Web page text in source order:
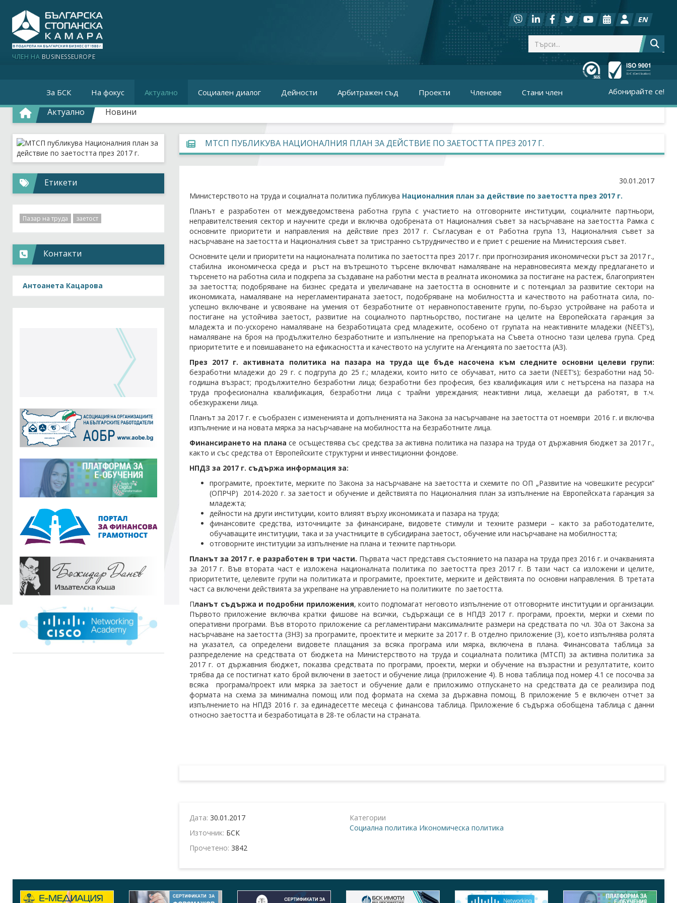
ЧЛЕН НА BUSINESSEUROPE
EN
За БСК На фокус Актуално Социален диалог Дейности Арбитражен съд Проекти Членове Стани член Абонирайте се!
Актуално Новини
МТСП ПУБЛИКУВА НАЦИОНАЛНИЯ ПЛАН ЗА ДЕЙСТВИЕ ПО ЗАЕТОСТТА ПРЕЗ 2017 Г.
30.01.2017
Министерството на труда и социалната политика публикува Националния план за действие по заетостта през 2017 г.
Планът е разработен от междуведомствена работна група с участието на отговорните институции, социалните партньори,
неправителствения сектор и научните среди и включва одобрената от Националния съвет за насърчаване на заетостта Рамка с
основните приоритети и направления на действие през 2017 г. Съгласуван е от Работна група 13, Националния съвет за
насърчаване на заетостта и Националния съвет за тристранно сътрудничество и е приет с решение на Министерския съвет.
Основните цели и приоритети на националната политика по заетостта през 2017 г. при прогнозирания икономически ръст за 2017 г.,
стабилна икономическа среда и ръст на вътрешното търсене включват намаляване на неравновесията между предлагането и
търсенето на работна сила и подкрепа за създаване на работни места в реалната икономика за постигане на растеж, благоприятен
за заетостта; подобряване на бизнес средата и увеличаване на заетостта в основните и с потенциал за развитие сектори на
икономиката, намаляване на нерегламентираната заетост, подобряване на мобилността и качеството на работната сила, по-
успешно включване и усвояване на умения от безработните от неравнопоставените групи, по-бързо устройване на работа и
постигане на устойчива заетост, развитие на социалното партньорство, постигане на целите на Европейската гаранция за
младежта и по-ускорено намаляване на безработицата сред младежите, особено от групата на неактивните младежи (NEET’s),
намаляване на броя на продължително безработните и изпълнение на препоръката на Съвета относно тази целева група. Сред
приоритетите е и повишаването на ефикасността и качеството на услугите на Агенцията по заетостта (АЗ).
През 2017 г. активната политика на пазара на труда ще бъде насочена към следните основни целеви групи:
безработни младежи до 29 г. с подгрупа до 25 г.; младежи, които нито се обучават, нито са заети (NEET’s); безработни над 50-
годишна възраст; продължително безработни лица; безработни без професия, без квалификация или с нетърсена на пазара на
труда професионална квалификация, безработни лица с трайни увреждания; неактивни лица, желаещи да работят, в т.ч.
обезкуражени лица.
Планът за 2017 г. е съобразен с измененията и допълненията на Закона за насърчаване на заетостта от ноември 2016 г. и включва
изпълнение и на новата мярка за насърчаване на мобилността на безработните лица.
Финансирането на плана се осъществява със средства за активна политика на пазара на труда от държавния бюджет за 2017 г.,
както и със средства от Европейските структурни и инвестиционни фондове.
НПДЗ за 2017 г. съдържа информация за:
програмите, проектите, мерките по Закона за насърчаване на заетостта и схемите по ОП „Развитие на човешките ресурси“
(ОПРЧР) 2014-2020 г. за заетост и обучение и действията по Националния план за изпълнение на Европейската гаранция за
младежта;
дейности на други институции, които влияят върху икономиката и пазара на труда;
финансовите средства, източниците за финансиране, видовете стимули и техните размери – както за работодателите,
обучаващите институции, така и за участниците в субсидирана заетост, обучение или насърчаване на мобилността;
отговорните институции за изпълнение на плана и техните партньори.
Планът за 2017 г. е разработен в три части. Първата част представя състоянието на пазара на труда през 2016 г. и очакванията
за 2017 г. Във втората част е изложена националната политика по заетостта през 2017 г. В тази част са изложени и целите,
приоритетите, целевите групи на политиката и програмите, проектите, мерките и действията по основни направления. В третата
част са включени действията за укрепване на управлението на политиките по заетостта.
Планът съдържа и подробни приложения, които подпомагат неговото изпълнение от отговорните институции и организации.
Първото приложение включва кратки фишове на всички, съдържащи се в НПДЗ 2017 г. програми, проекти, мерки и схеми по
оперативни програми. Във второто приложение са регламентирани максималните размери на средствата по чл. 30а от Закона за
насърчаване на заетостта (ЗНЗ) за програмите, проектите и мерките за 2017 г. В отделно приложение (3), което изпълнява ролята
на указател, са определени видовете плащания за всяка програма или мярка, включена в плана. Финансовата таблица за
разпределение на средствата от бюджета на Министерството на труда и социалната политика (МТСП) за активна политика за
2017 г. от държавния бюджет, показва средствата по програми, проекти, мерки и обучение на възрастни и резултатите, които
трябва да се постигнат като брой включени в заетост и обучение лица (приложение 4). В нова таблица под номер 4.1 се посочва за
всяка програма/проект или мярка за заетост и обучение дали е приложимо отпускането на средствата да се реализира под
формата на схема за минимална помощ или под формата на схема за държавна помощ. В приложение 5 е включен отчет за
изпълнението на НПДЗ 2016 г. за единадесетте месеца с финансова таблица. Приложение 6 съдържа обобщена таблица с данни
относно заетостта и безработицата в 28-те области на страната.
Дата: 30.01.2017
Източник: БСК
Прочетено: 3842
Категории
Социална политика Икономическа политика
Етикети
Пазар на труда заетост
Контакти
Антоанета Кацарова